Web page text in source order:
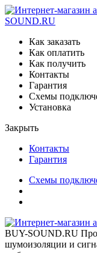
SOUND.RU
Как заказать
Как оплатить
Как получить
Контакты
Гарантия
Схемы
Установка
Закрыть
Контакты
Гарантия
Схемы
BUY-SOUND.RU
шумоизоляции и